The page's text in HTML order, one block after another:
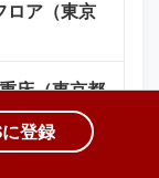
ロア（東京
床（東京都
登録